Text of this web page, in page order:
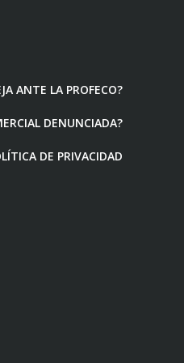
ANTE LA PROFECO?
DENUNCIADA?
DE PRIVACIDAD